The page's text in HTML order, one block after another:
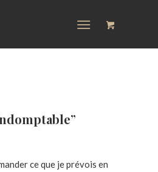
ce que je prévois en